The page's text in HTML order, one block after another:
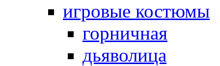
игровые костюмы
горничная
дьяволица